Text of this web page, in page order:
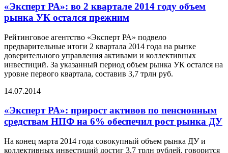
«Эксперт РА»: во 2 квартале 2014 году объем
рынка УК остался прежним
Рейтинговое агентство «Эксперт РА» подвело
предварительные итоги 2 квартала 2014 года на рынке
доверительного управления активами и коллективных
инвестиций. За указанный период объем рынка УК остался на
уровне первого квартала, составив 3,7 трлн руб.
14.07.2014
«Эксперт РА»: прирост активов по пенсионным
средствам НПФ на 6% обеспечил рост рынка ДУ
На конец марта 2014 года совокупный объем рынка ДУ и
коллективных инвестиций достиг 3,7 трлн рублей, говорится